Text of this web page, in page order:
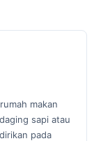
makan
sapi atau
pada